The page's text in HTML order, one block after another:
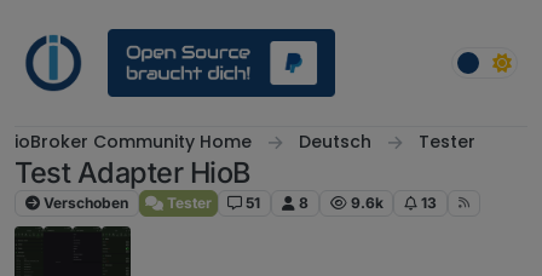
ioBroker Community Home Deutsch Tester
Test Adapter HioB
Verschoben Tester 51 8 9.6k 13